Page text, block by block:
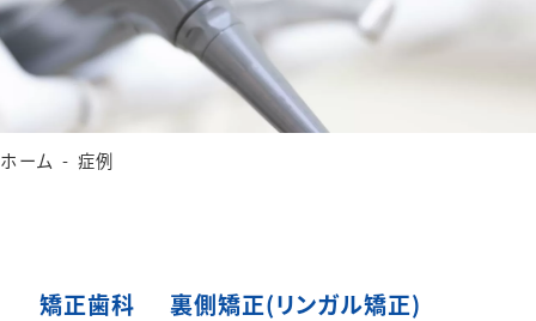
ホーム 症例
矯正歯科 裏側矯正(リンガル矯正)